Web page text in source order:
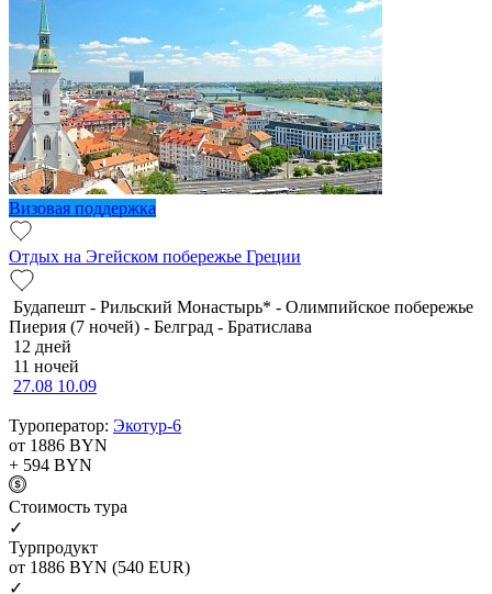
Визовая поддержка
Отдых на Эгейском побережье Греции
Будапешт - Рильский Монастырь* - Олимпийское побережье
Пиерия (7 ночей) - Белград - Братислава
12 дней
11 ночей
27.08 10.09
Туроператор: Экотур-6
от 1886 BYN
+ 594 BYN
Cтоимость тура
✓
Турпродукт
от 1886 BYN (540 EUR)
✓